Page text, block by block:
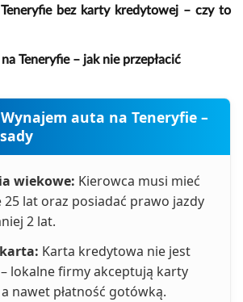
bez karty kredytowej – czy to
Teneryfie – jak nie przepłacić
Wynajem auta na Teneryfie –
wiekowe: Kierowca musi mieć
25 lat oraz posiadać prawo jazdy
2 lat.
Karta kredytowa nie jest
lokalne firmy akceptują karty
nawet płatność gotówką.